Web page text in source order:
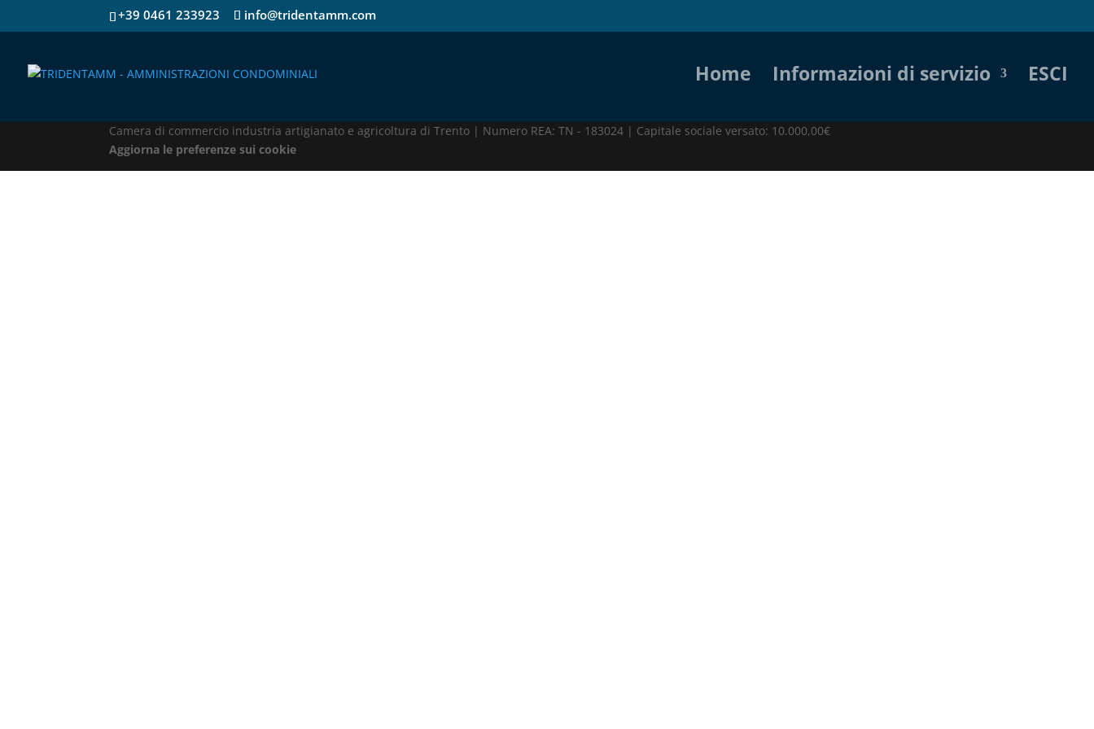
+39 0461 233923 info@tridentamm.com
Home Informazioni di servizio ESCI
Camera di commercio industria artigianato e agricoltura di Trento | Numero REA: TN - 183024 | Capitale sociale versato: 10.000,00€
Aggiorna le preferenze sui cookie